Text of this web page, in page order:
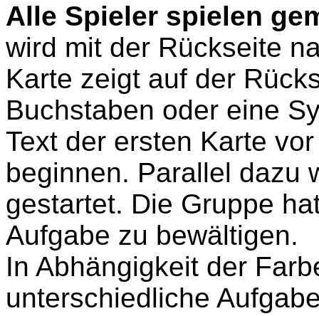
Alle Spieler spielen
wird mit der Rückseite
Karte zeigt auf der
Buchstaben oder eine
Text der ersten Karte
beginnen. Parallel dazu
gestartet. Die Gruppe
Aufgabe zu bewältigen.
In Abhängigkeit der
unterschiedliche